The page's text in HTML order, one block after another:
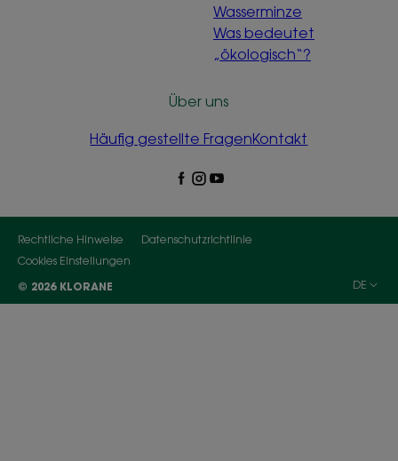
Wasserminze
Was bedeutet
„ökologisch“?
Über uns
Häufig gestellte FragenKontakt
Rechtliche Hinweise
Datenschutzrichtlinie
Cookies Einstellungen
© 2026 KLORANE
DE